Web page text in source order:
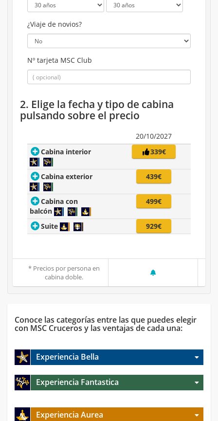
¿Viaje de novios?
Nº tarjeta MSC Club
2. Elige la fecha y tipo de cabina
pulsando sobre el precio
20/10/2027
Cabina interior
339€
Cabina exterior 439€
Cabina con
balcón
499€
Suite 929€
* Precios por persona en
cabina doble.
Conoce las categorías entre las que puedes elegir
con MSC Cruceros y las ventajas de cada una:
Experiencia Bella
Experiencia Fantastica
Experiencia Aurea